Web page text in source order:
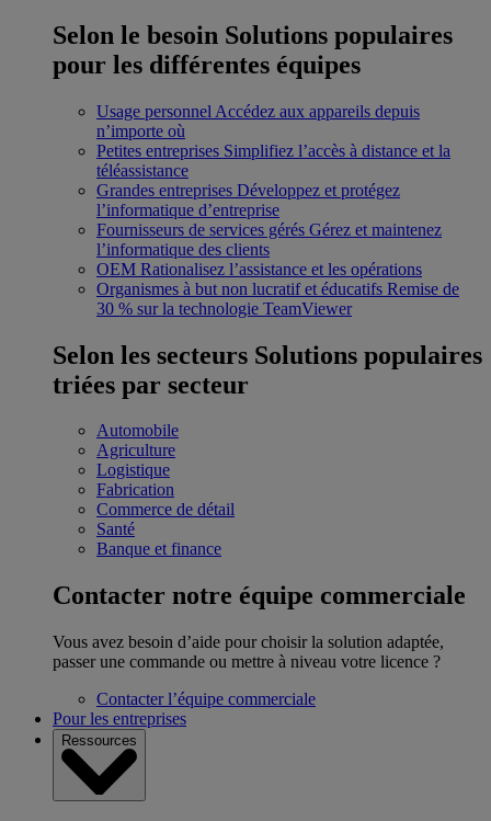
Selon le besoin Solutions populaires
pour les différentes équipes
Usage personnel Accédez aux appareils depuis
n’importe où
Petites entreprises Simplifiez l’accès à distance et la
téléassistance
Grandes entreprises Développez et protégez
l’informatique d’entreprise
Fournisseurs de services gérés Gérez et maintenez
l’informatique des clients
OEM Rationalisez l’assistance et les opérations
Organismes à but non lucratif et éducatifs Remise de
30 % sur la technologie TeamViewer
Selon les secteurs Solutions populaires
triées par secteur
Automobile
Agriculture
Logistique
Fabrication
Commerce de détail
Santé
Banque et finance
Contacter notre équipe commerciale
Vous avez besoin d’aide pour choisir la solution adaptée,
passer une commande ou mettre à niveau votre licence ?
Contacter l’équipe commerciale
Pour les entreprises
Ressources